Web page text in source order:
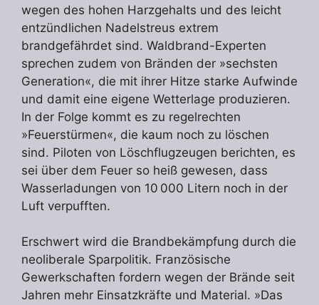
wegen des hohen Harzgehalts und des leicht
entzündlichen Nadelstreus extrem
brandgefährdet sind. Waldbrand-Experten
sprechen zudem von Bränden der »sechsten
Generation«, die mit ihrer Hitze starke Aufwinde
und damit eine eigene Wetterlage produzieren.
In der Folge kommt es zu regelrechten
»Feuerstürmen«, die kaum noch zu löschen
sind. Piloten von Löschflugzeugen berichten, es
sei über dem Feuer so heiß gewesen, dass
Wasserladungen von 10 000 Litern noch in der
Luft verpufften.
Erschwert wird die Brandbekämpfung durch die
neoliberale Sparpolitik. Französische
Gewerkschaften fordern wegen der Brände seit
Jahren mehr Einsatzkräfte und Material. »Das